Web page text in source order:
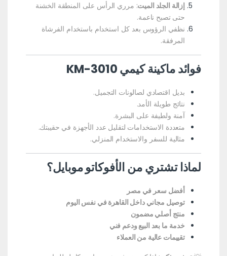
إزالة الجلد الميت: مرري الرأس على المنطقة الخشنة
حتى تصبح ناعمة.
نظفي الرؤوس بعد كل استخدام باستخدام الفرشاة
المرفقة.
فوائد ماكينة كيمي KM-3010
بديل اقتصادي لصالونات التجميل.
نتائج طويلة الأمد.
آمنة ولطيفة على البشرة.
متعددة الاستخدامات لتقليل عدد الأجهزة في حقيبتك.
مثالية للسفر والاستخدام المنزلي.
لماذا تشتري من الأفوكاتو موبايل؟
أفضل سعر في مصر
توصيل مجاني داخل القاهرة في نفس اليوم
منتج أصلي مضمون
خدمة ما بعد البيع ودعم فني
تقييمات عالية من العملاء